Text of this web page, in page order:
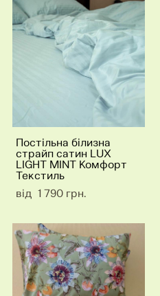
Постільна білизна
страйп сатин LUX
LIGHT MINT Комфорт
Текстиль
від 1 790 грн.